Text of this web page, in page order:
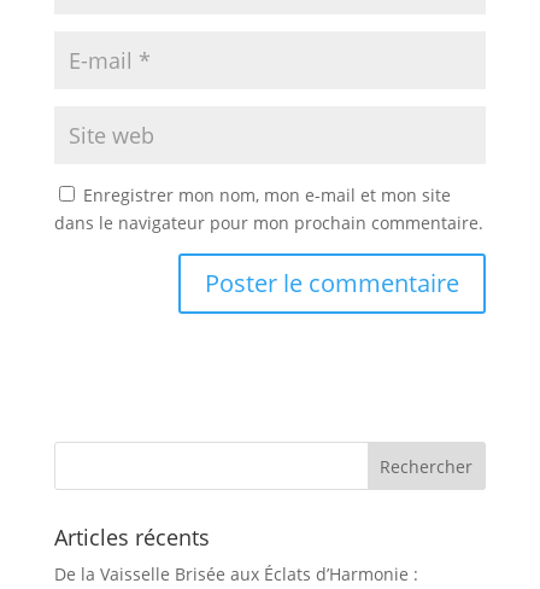
Enregistrer mon nom, mon e-mail et mon site
dans le navigateur pour mon prochain commentaire.
Articles récents
De la Vaisselle Brisée aux Éclats d’Harmonie :